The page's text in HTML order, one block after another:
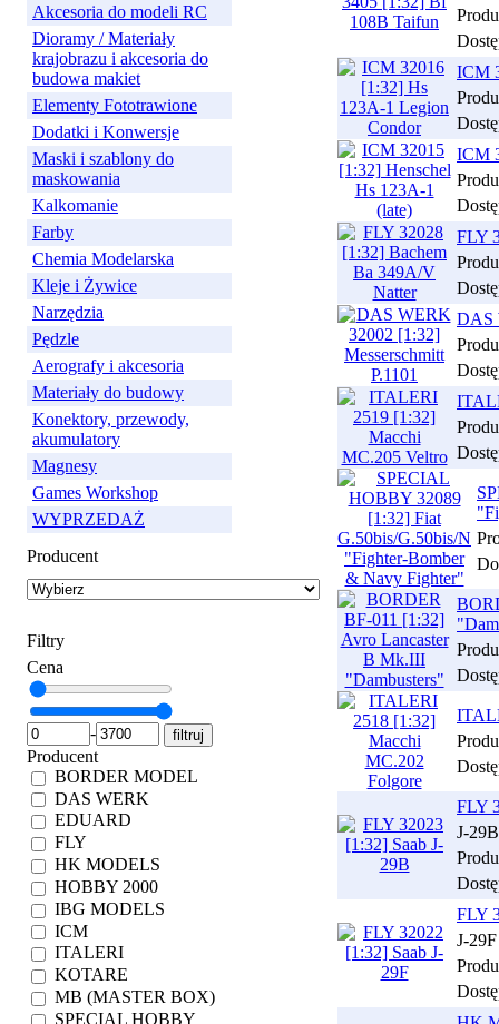
Akcesoria do modeli RC
Dioramy / Materiały
krajobrazu i akcesoria do
budowa makiet
Elementy Fototrawione
Dodatki i Konwersje
Maski i szablony do
maskowania
Kalkomanie
Farby
Chemia Modelarska
Kleje i Żywice
Narzędzia
Pędzle
Aerografy i akcesoria
Materiały do budowy
Konektory, przewody,
akumulatory
Magnesy
Games Workshop
WYPRZEDAŻ
Producent
Filtry
Cena
-
Producent
BORDER MODEL
DAS WERK
EDUARD
FLY
HK MODELS
HOBBY 2000
IBG MODELS
ICM
ITALERI
KOTARE
MB (MASTER BOX)
SPECIAL HOBBY
ICM
ICM
FLY
DAS
FLY
J-
FLY
J-